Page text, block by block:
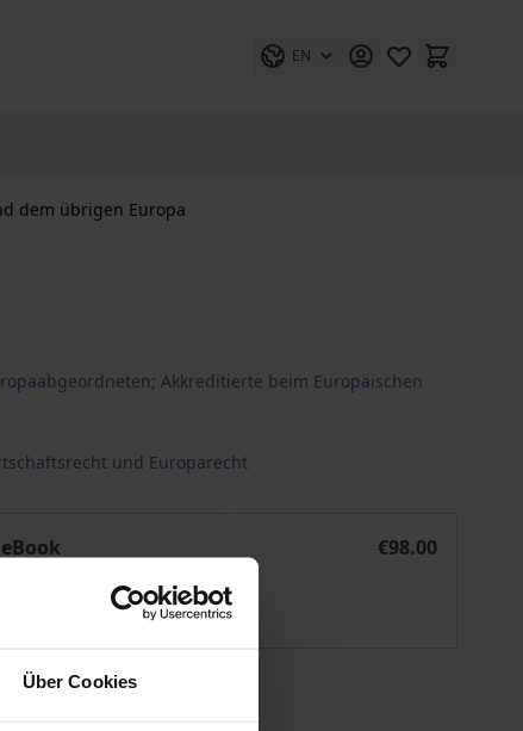
Über Cookies
EN
dem übrigen Europa
Akkreditierte beim Europäischen
und Europarecht
eBook
€98.00
ISBN 978-3-8452-1021-6